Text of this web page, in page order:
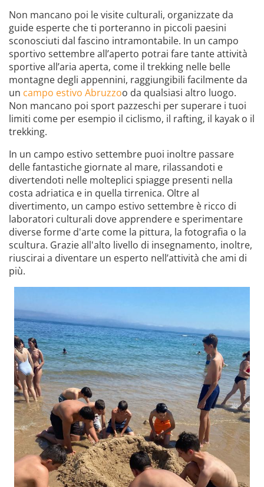
Non mancano poi le visite culturali, organizzate da
guide esperte che ti porteranno in piccoli paesini
sconosciuti dal fascino intramontabile. In un campo
sportivo settembre all’aperto potrai fare tante attività
sportive all’aria aperta, come il trekking nelle belle
montagne degli appennini, raggiungibili facilmente da
un campo estivo Abruzzoo da qualsiasi altro luogo.
Non mancano poi sport pazzeschi per superare i tuoi
limiti come per esempio il ciclismo, il rafting, il kayak o il
trekking.
In un campo estivo settembre puoi inoltre passare
delle fantastiche giornate al mare, rilassandoti e
divertendoti nelle molteplici spiagge presenti nella
costa adriatica e in quella tirrenica. Oltre al
divertimento, un campo estivo settembre è ricco di
laboratori culturali dove apprendere e sperimentare
diverse forme d'arte come la pittura, la fotografia o la
scultura. Grazie all'alto livello di insegnamento, inoltre,
riuscirai a diventare un esperto nell’attività che ami di
più.